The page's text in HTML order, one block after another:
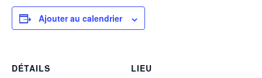
Ajouter au calendrier
DÉTAILS
LIEU